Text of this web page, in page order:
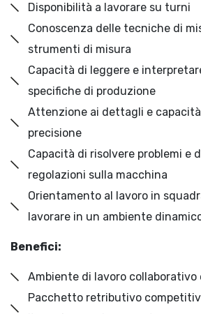
Disponibilità a lavorare su turni
Conoscenza delle tecniche di
strumenti di misura
Capacità di leggere e
specifiche di produzione
Attenzione ai dettagli e
precisione
Capacità di risolvere problemi e
regolazioni sulla macchina
Orientamento al lavoro in
lavorare in un ambiente
Benefici:
Ambiente di lavoro collaborativo
Pacchetto retributivo